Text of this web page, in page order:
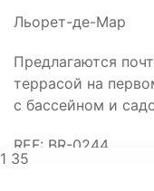
Льорет-де-Мар
Предлагаются
террасой на
с бассейном и
REF: BR-0244
1 35